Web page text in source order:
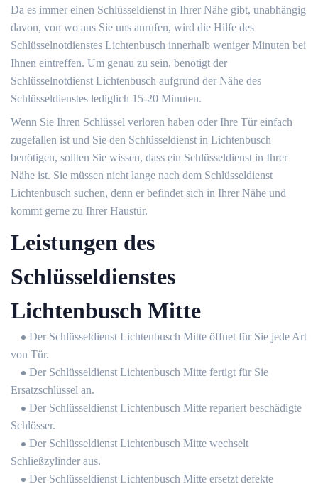
Da es immer einen Schlüsseldienst in Ihrer Nähe gibt, unabhängig
davon, von wo aus Sie uns anrufen, wird die Hilfe des
Schlüsselnotdienstes Lichtenbusch innerhalb weniger Minuten bei
Ihnen eintreffen. Um genau zu sein, benötigt der
Schlüsselnotdienst Lichtenbusch aufgrund der Nähe des
Schlüsseldienstes lediglich 15-20 Minuten.
Wenn Sie Ihren Schlüssel verloren haben oder Ihre Tür einfach
zugefallen ist und Sie den Schlüsseldienst in Lichtenbusch
benötigen, sollten Sie wissen, dass ein Schlüsseldienst in Ihrer
Nähe ist. Sie müssen nicht lange nach dem Schlüsseldienst
Lichtenbusch suchen, denn er befindet sich in Ihrer Nähe und
kommt gerne zu Ihrer Haustür.
Leistungen des
Schlüsseldienstes
Lichtenbusch Mitte
Der Schlüsseldienst Lichtenbusch Mitte öffnet für Sie jede Art
von Tür.
Der Schlüsseldienst Lichtenbusch Mitte fertigt für Sie
Ersatzschlüssel an.
Der Schlüsseldienst Lichtenbusch Mitte repariert beschädigte
Schlösser.
Der Schlüsseldienst Lichtenbusch Mitte wechselt
Schließzylinder aus.
Der Schlüsseldienst Lichtenbusch Mitte ersetzt defekte